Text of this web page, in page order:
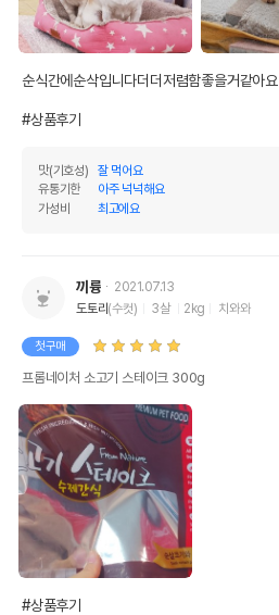
순식간에순삭입니다더더저렴함좋을거같아요
#상품후기
맛(기호성)
잘 먹어요
유통기한
아주 넉넉해요
가성비
최고에요
끼륭
2021.07.13
도토리(수컷) 3살 2kg 치와와
첫구매
프롬네이처 소고기 스테이크 300g
#상품후기